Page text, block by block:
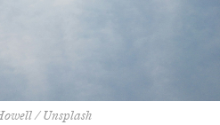
/ Unsplash